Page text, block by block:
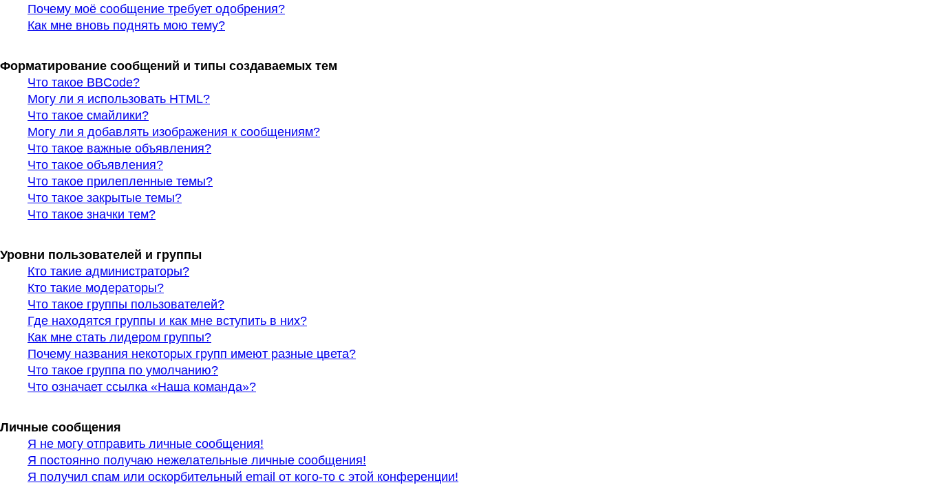
Почему моё сообщение требует одобрения?
Как мне вновь поднять мою тему?
Форматирование сообщений и типы создаваемых тем
Что такое BBCode?
Могу ли я использовать HTML?
Что такое смайлики?
Могу ли я добавлять изображения к сообщениям?
Что такое важные объявления?
Что такое объявления?
Что такое прилепленные темы?
Что такое закрытые темы?
Что такое значки тем?
Уровни пользователей и группы
Кто такие администраторы?
Кто такие модераторы?
Что такое группы пользователей?
Где находятся группы и как мне вступить в них?
Как мне стать лидером группы?
Почему названия некоторых групп имеют разные цвета?
Что такое группа по умолчанию?
Что означает ссылка «Наша команда»?
Личные сообщения
Я не могу отправить личные сообщения!
Я постоянно получаю нежелательные личные сообщения!
Я получил спам или оскорбительный email от кого-то с этой конференции!